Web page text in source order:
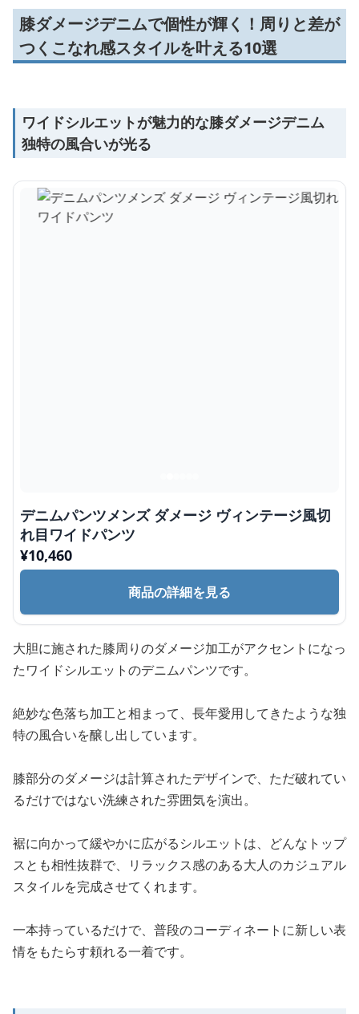
膝ダメージデニムで個性が輝く！周りと差が
つくこなれ感スタイルを叶える10選
ワイドシルエットが魅力的な膝ダメージデニム
独特の風合いが光る
デニムパンツメンズ ダメージ ヴィンテージ風切
れ目ワイドパンツ
¥10,460
商品の詳細を見る
大胆に施された膝周りのダメージ加工がアクセントになっ
たワイドシルエットのデニムパンツです。
絶妙な色落ち加工と相まって、長年愛用してきたような独
特の風合いを醸し出しています。
膝部分のダメージは計算されたデザインで、ただ破れてい
るだけではない洗練された雰囲気を演出。
裾に向かって緩やかに広がるシルエットは、どんなトップ
スとも相性抜群で、リラックス感のある大人のカジュアル
スタイルを完成させてくれます。
一本持っているだけで、普段のコーディネートに新しい表
情をもたらす頼れる一着です。